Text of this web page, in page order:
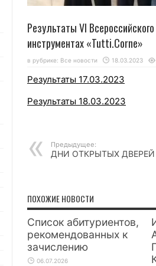
Результаты VI
инструментах «Tutti.Corne»
в рубрике: Все новости 18.03.2023
Результаты 17.03.2023
Результаты 18.03.2023
Предыдущее:
ДНИ ОТКРЫТЫХ ДВЕРЕЙ
ПОХОЖИЕ НОВОСТИ
Список абитуриентов,
рекомендованных к
зачислению
06.07.2026